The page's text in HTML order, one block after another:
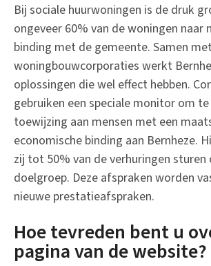
Bij sociale huurwoningen is de druk
ongeveer 60% van de woningen naar
binding met de gemeente. Samen
woningbouwcorporaties werkt
oplossingen die wel effect hebben.
gebruiken een speciale monitor om
toewijzing aan mensen met een
economische binding aan Bernheze.
zij tot 50% van de verhuringen sturen
doelgroep. Deze afspraken worden
nieuwe prestatieafspraken.
Hoe tevreden bent u
pagina van de website?